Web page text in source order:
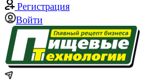
Регистрация
Войти